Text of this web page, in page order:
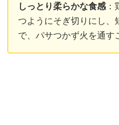
しっとり柔らかな食感
つようにそぎ切りにし、
で、パサつかず火を通す